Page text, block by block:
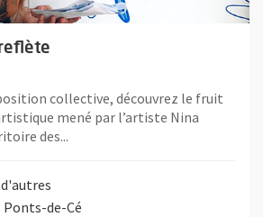
collective, découvrez le fruit
mené par l’artiste Nina
des...
d'autres
Ponts-de-Cé